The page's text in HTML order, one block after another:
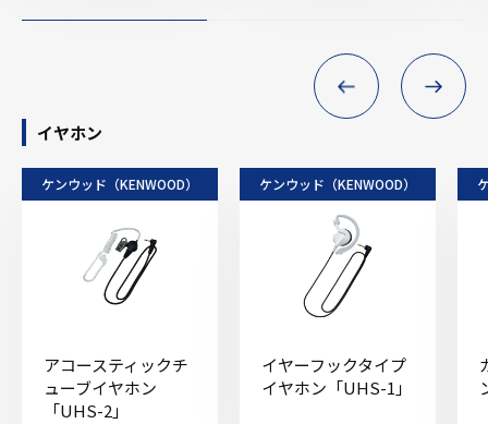
イヤホン
ケンウッド（KENWOOD）
アコースティックチ
ューブイヤホン
「UHS-2」
ケンウッド（KENWOOD）
イヤーフックタイプ
イヤホン「UHS-1」